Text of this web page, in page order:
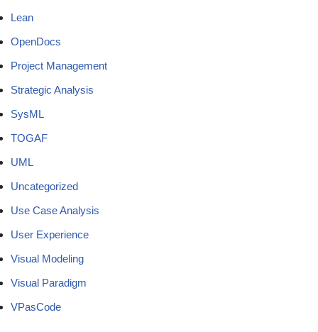
Lean
OpenDocs
Project Management
Strategic Analysis
SysML
TOGAF
UML
Uncategorized
Use Case Analysis
User Experience
Visual Modeling
Visual Paradigm
VPasCode